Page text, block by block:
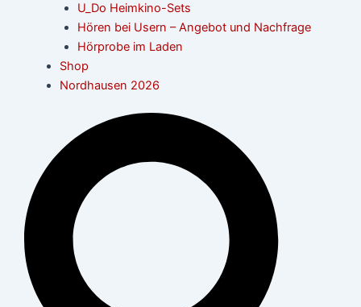
U_Do Heimkino-Sets
Hören bei Usern – Angebot und Nachfrage
Hörprobe im Laden
Shop
Nordhausen 2026